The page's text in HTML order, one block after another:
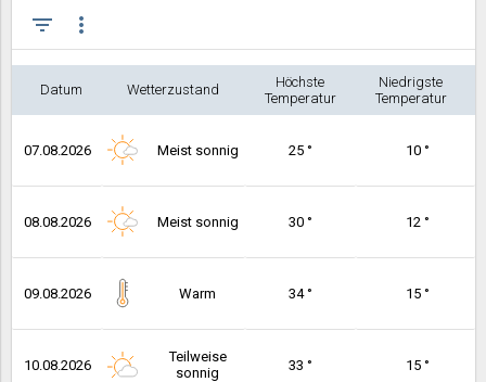
filter_list more_vert
Datum Wetterzustand
Höchste
Temperatur
Niedrigste
Temperatur
07.08.2026 Meist sonnig 25 ° 10 °
08.08.2026 Meist sonnig 30 ° 12 °
09.08.2026 Warm 34 ° 15 °
10.08.2026
Teilweise
sonnig
33 ° 15 °